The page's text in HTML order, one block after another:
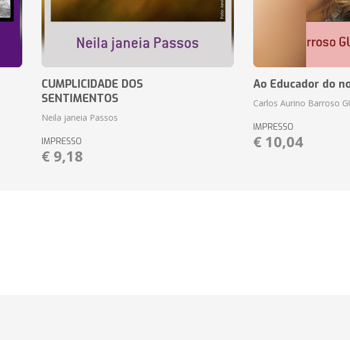
CUMPLICIDADE DOS
SENTIMENTOS
Neila janeia Passos
IMPRESSO
€ 9,18
Ao Educador do
Carlos Aurino Barroso
IMPRESSO
€ 10,04